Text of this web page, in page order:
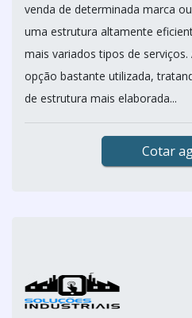
venda de determinada marca
uma estrutura altamente
mais variados tipos de
opção bastante utilizada,
de estrutura mais elaborada...
Cotar